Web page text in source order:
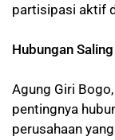
partisipasi aktif
Hubungan
Agung Giri
pentingnya
perusahaan